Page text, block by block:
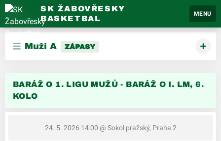
SK ŽABOVŘESKY
BASKETBAL
MENU
Muži A ZÁPASY
BARÁŽ O 1. LIGU MUŽŮ - BARÁŽ O I. LM, 6.
KOLO
24. 5. 2026 14:00 @ Sokol pražský, Praha 2